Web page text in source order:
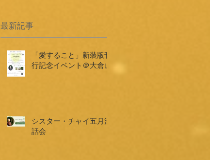
最新記事
「愛すること」新装版刊
行記念イベント＠大倉山
シスター・チャイ五月法
話会